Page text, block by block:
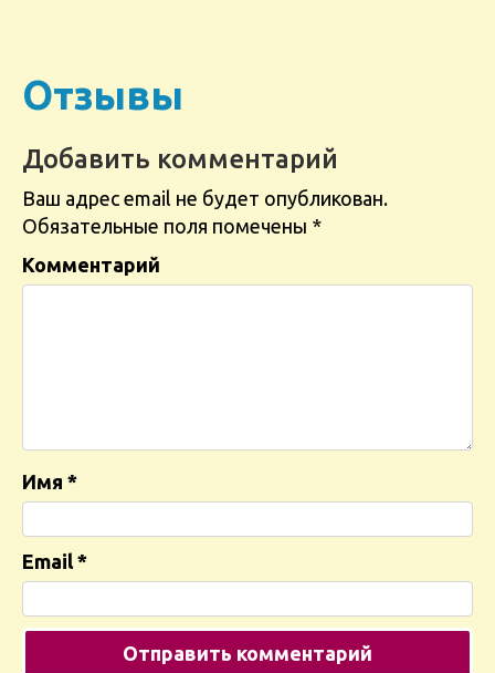
Отзывы
Добавить комментарий
Ваш адрес email не будет опубликован.
Обязательные поля помечены *
Комментарий
Имя *
Email *